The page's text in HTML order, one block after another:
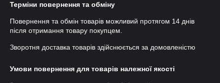
Терміни повернення та обміну
Повернення та обмін товарів можливий протягом 14 днів
після отримання товару покупцем.
Зворотня доставка товарів здійснюється за домовленістю
Умови повернення для товарів належної якості